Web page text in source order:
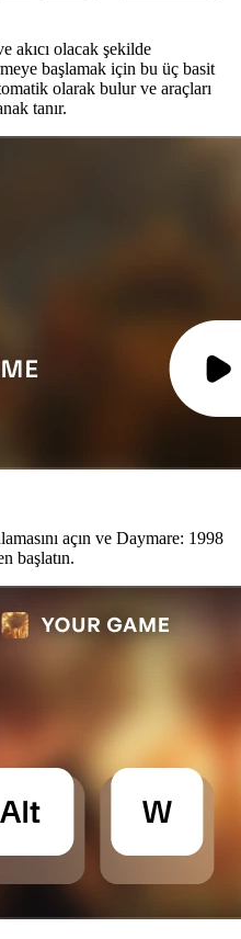
akıcı olacak şekilde
başlamak için bu üç basit
olarak bulur ve araçları
tanır.
açın ve Daymare: 1998
başlatın.